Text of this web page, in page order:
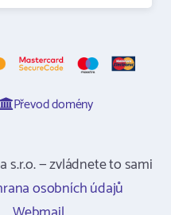
Převod domény
— zvládnete to sami
osobních údajů